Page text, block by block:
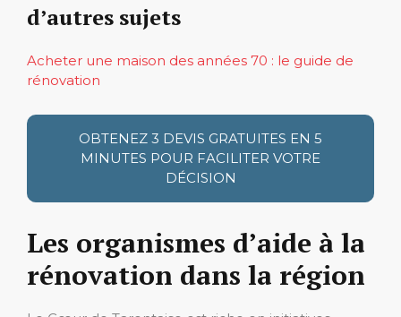
d’autres sujets
Acheter une maison des années 70 : le guide de
rénovation
OBTENEZ 3 DEVIS GRATUITES EN 5
MINUTES POUR FACILITER VOTRE
DÉCISION
Les organismes d’aide à la
rénovation dans la région